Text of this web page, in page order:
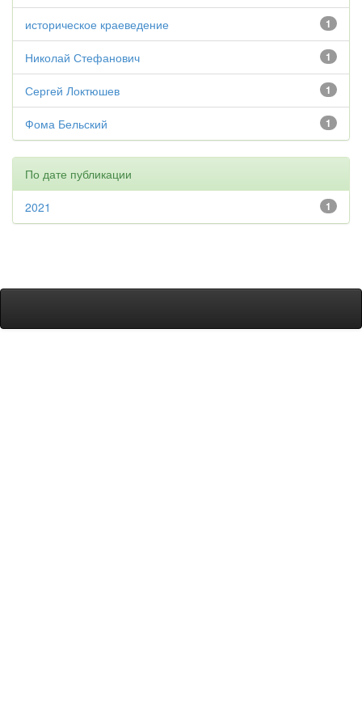
1
историческое краеведение
1
Николай Стефанович
1
Сергей Локтюшев
1
Фома Бельский
По дате публикации
1
2021